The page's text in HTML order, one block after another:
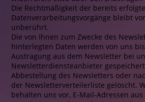
Die Rechtmäßigkeit der bereits
Datenverarbeitungsvorgänge bleibt
unberührt.
Die von Ihnen zum Zwecke des
hinterlegten Daten werden von uns
Austragung aus dem Newsletter bei
Newsletterdiensteanbieter
Abbestellung des Newsletters oder
der Newsletterverteilerliste gelöscht.
behalten uns vor, E-Mail-Adressen